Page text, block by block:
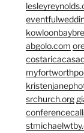
abgolo.com
srchurch.org